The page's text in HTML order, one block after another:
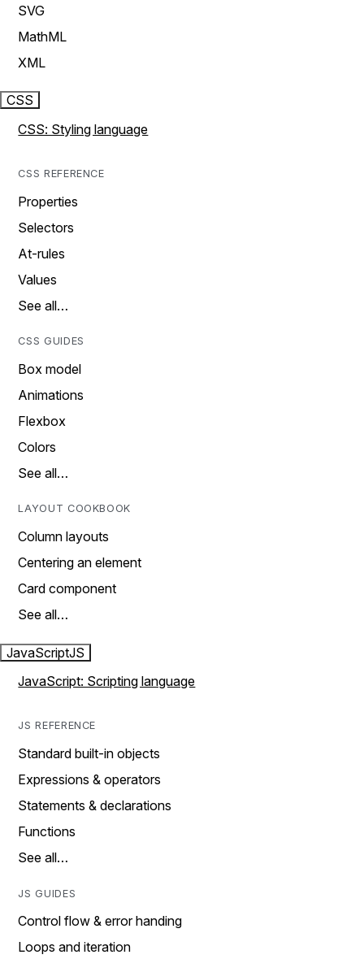
SVG
MathML
XML
CSS
CSS: Styling language
CSS REFERENCE
Properties
Selectors
At-rules
Values
See all…
CSS GUIDES
Box model
Animations
Flexbox
Colors
See all…
LAYOUT COOKBOOK
Column layouts
Centering an element
Card component
See all…
JavaScriptJS
JavaScript: Scripting language
JS REFERENCE
Standard built-in objects
Expressions & operators
Statements & declarations
Functions
See all…
JS GUIDES
Control flow & error handing
Loops and iteration